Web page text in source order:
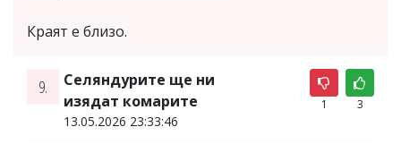
Краят е близо.
9.
Селяндурите ще ни
изядат комарите
13.05.2026 23:33:46
1 3